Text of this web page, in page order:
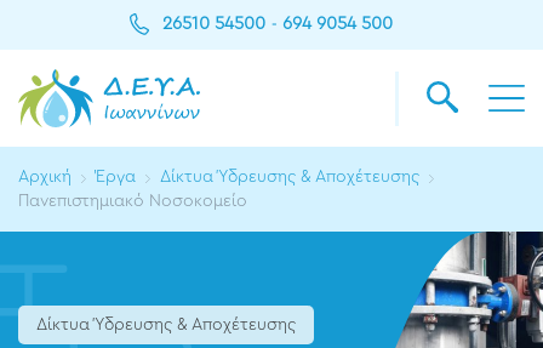
26510 54500 - 694 9054 500
Αρχική Έργα
Δίκτυα Ύδρευσης & Αποχέτευσης
Πανεπιστημιακό Νοσοκομείο
Δίκτυα Ύδρευσης & Αποχέτευσης